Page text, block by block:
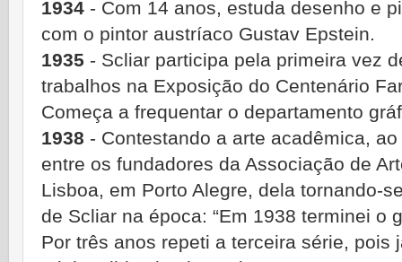
1934 - Com 14 anos, estuda desenho e
com o pintor austríaco Gustav Epstein.
1935 - Scliar participa pela primeira vez
trabalhos na Exposição do Centenário
Começa a frequentar o departamento
1938 - Contestando a arte acadêmica,
entre os fundadores da Associação de
Lisboa, em Porto Alegre, dela tornando-
de Scliar na época: “Em 1938 terminei o
Por três anos repeti a terceira série, pois